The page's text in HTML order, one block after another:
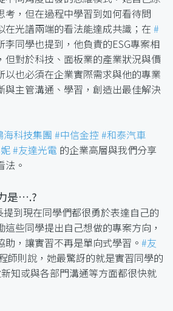
考，但在過程中學習到如何看待問
在光譜兩端的看法能達成共識；在 #
李同學也提到，他負責的ESG專案相
但對於科技、面板業的產業狀況與價
以也必須在企業實際需求與他的專業
與主管溝通、學習，創造出最佳解決
海科技集團 #中信金控 #和泰汽車
#友達光電 的企業高層與我們分享
法。
是….?
到現在同學們都很勇於表達自己的
些同學提出自己想做的專案方向，
，讓實習不再是單向式學習。 #友
師則說，她最驚訝的就是實習同學的
知或與各部門溝通等方面都很快就